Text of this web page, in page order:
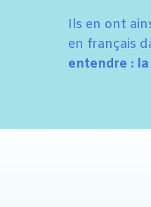
Ils en ont
en français
entendre :